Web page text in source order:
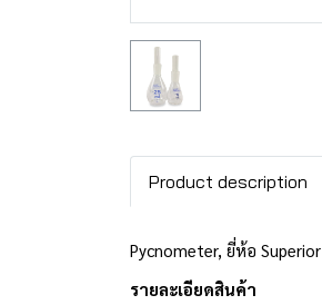
Product description
Pycnometer, ยี่ห้อ Superior
รายละเอียดสินค้า